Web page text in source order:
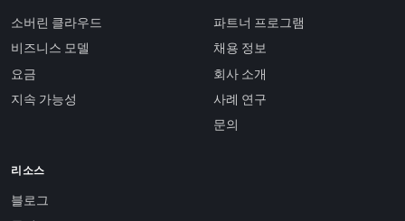
소버린 클라우드
비즈니스 모델
요금
지속 가능성
파트너 프로그램
채용 정보
회사 소개
사례 연구
문의
리소스
블로그